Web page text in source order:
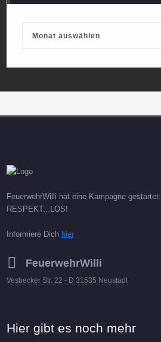
FeuerwehrWilli hat eine Kampagne gestartet:
RESPEKT...LOS!
Informiere Dich hier
FeuerwehrWilli
Vesbecker Str. 22 - D 31535 Neustadt
Hier gibt es noch mehr